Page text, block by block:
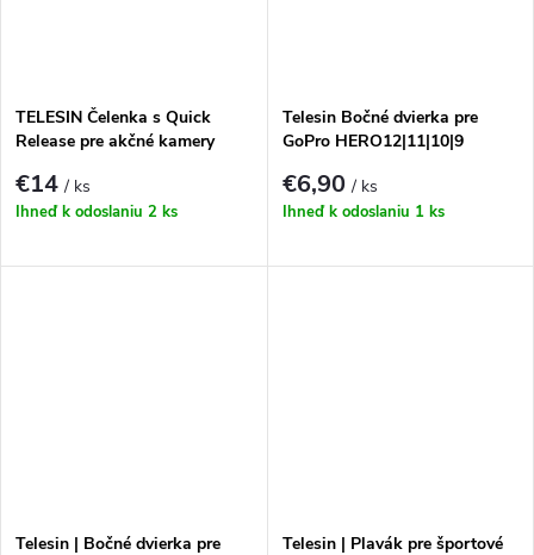
TELESIN Čelenka s Quick
Release pre akčné kamery
€14/ ks
Ihneď k odoslaniu 2 ks
Telesin Bočné dvierka pre
GoPro HERO12|11|10|9
€6,90/ ks
Ihneď k odoslaniu 1 ks
Telesin | Bočné dvierka pre
Telesin | Plavák pre športové